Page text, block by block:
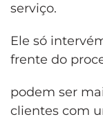
serviço.
Ele só
frente do
podem ser
clientes com